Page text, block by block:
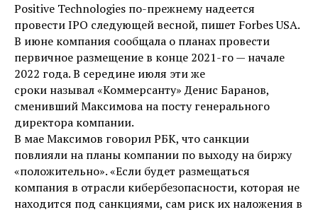
Positive Technologies по-прежнему надеется
провести IPO следующей весной, пишет Forbes USA.
В июне компания сообщала о планах провести
первичное размещение в конце 2021-го — начале
2022 года. В середине июля эти же
сроки называл «Коммерсанту» Денис Баранов,
сменивший Максимова на посту генерального
директора компании.
В мае Максимов говорил РБК, что санкции
повлияли на планы компании по выходу на биржу
«положительно». «Если будет размещаться
компания в отрасли кибербезопасности, которая не
находится под санкциями, сам риск их наложения в